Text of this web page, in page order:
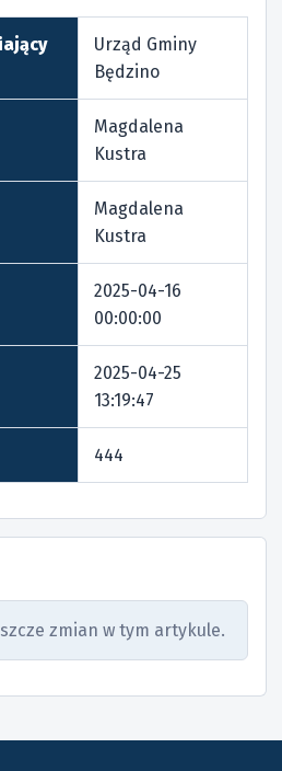
Urząd Gminy
Będzino
Magdalena
Kustra
Magdalena
Kustra
2025-04-16
00:00:00
2025-04-25
13:19:47
444
zmian w tym artykule.